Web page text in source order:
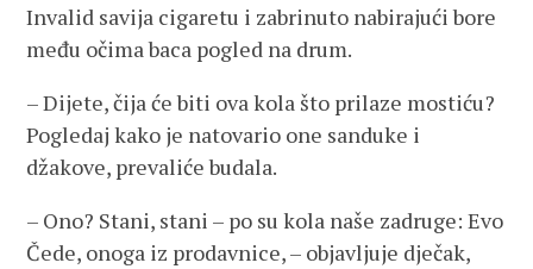
Invalid savija cigaretu i zabrinuto nabirajući bore
među očima baca pogled na drum.
– Dijete, čija će biti ova kola što prilaze mostiću?
Pogledaj kako je natovario one sanduke i
džakove, prevaliće budala.
– Ono? Stani, stani – po su kola naše zadruge: Evo
Čede, onoga iz prodavnice, – objavljuje dječak,